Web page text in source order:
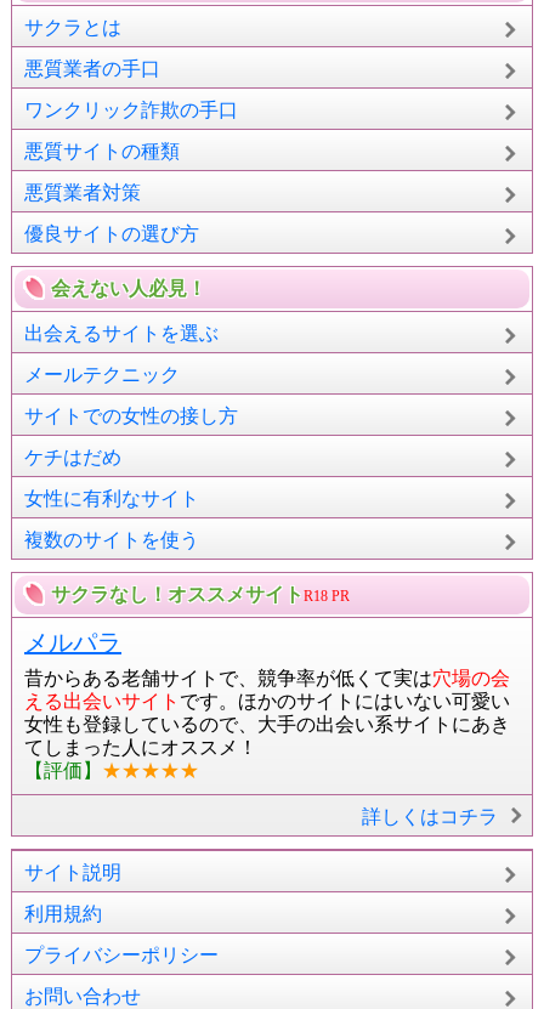
サクラとは
悪質業者の手口
ワンクリック詐欺の手口
悪質サイトの種類
悪質業者対策
優良サイトの選び方
会えない人必見！
出会えるサイトを選ぶ
メールテクニック
サイトでの女性の接し方
ケチはだめ
女性に有利なサイト
複数のサイトを使う
サクラなし！オススメサイトR18 PR
メルパラ
昔からある老舗サイトで、競争率が低くて実は穴場の会
える出会いサイト です。ほかのサイトにはいない可愛い
女性も登録しているので、大手の出会い系サイトにあき
てしまった人にオススメ！
【評価】 ★★★★★
詳しくはコチラ
サイト説明
利用規約
プライバシーポリシー
お問い合わせ